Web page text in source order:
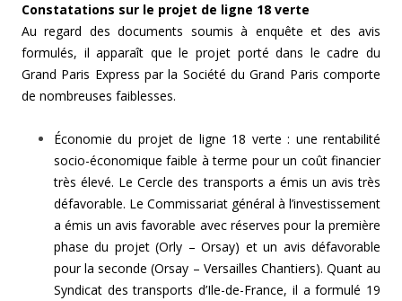
Constatations sur le projet de ligne 18 verte
Au regard des documents soumis à enquête et des avis
formulés, il apparaît que le projet porté dans le cadre du
Grand Paris Express par la Société du Grand Paris comporte
de nombreuses faiblesses.
Économie du projet de ligne 18 verte : une rentabilité
socio-économique faible à terme pour un coût financier
très élevé. Le Cercle des transports a émis un avis très
défavorable. Le Commissariat général à l’investissement
a émis un avis favorable avec réserves pour la première
phase du projet (Orly – Orsay) et un avis défavorable
pour la seconde (Orsay – Versailles Chantiers). Quant au
Syndicat des transports d’Ile-de-France, il a formulé 19